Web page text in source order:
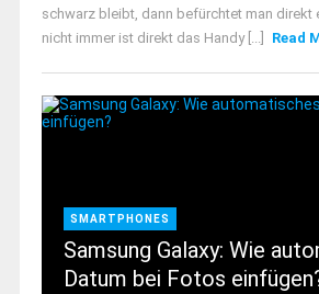
schwarz bleibt, dann befürchtet man direkt
nicht immer ist direkt das Handy [...]
Read
SMARTPHONES
Samsung Galaxy: Wie
Datum bei Fotos